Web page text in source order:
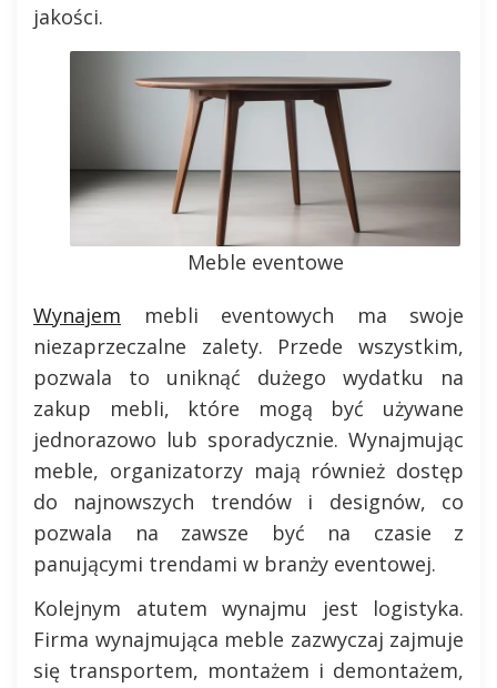
jakości.
Meble eventowe
Wynajem mebli eventowych ma swoje
niezaprzeczalne zalety. Przede wszystkim,
pozwala to uniknąć dużego wydatku na
zakup mebli, które mogą być używane
jednorazowo lub sporadycznie. Wynajmując
meble, organizatorzy mają również dostęp
do najnowszych trendów i designów, co
pozwala na zawsze być na czasie z
panującymi trendami w branży eventowej.
Kolejnym atutem wynajmu jest logistyka.
Firma wynajmująca meble zazwyczaj zajmuje
się transportem, montażem i demontażem,